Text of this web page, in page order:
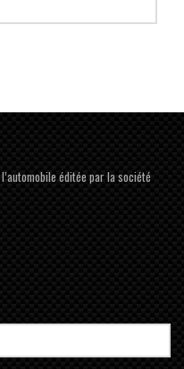
éditée par la société